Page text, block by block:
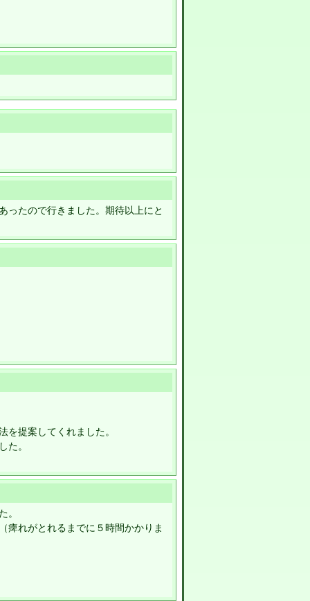
ったので行きました。期待以上にと
を提案してくれました。
た。
。
痺れがとれるまでに５時間かかりま